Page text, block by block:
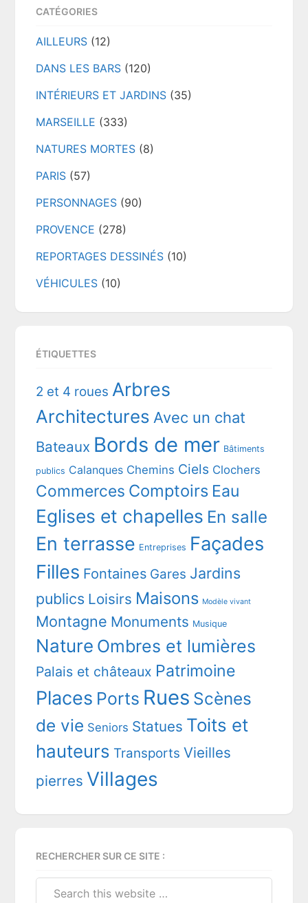
CATÉGORIES
AILLEURS (12)
DANS LES BARS (120)
INTÉRIEURS ET JARDINS (35)
MARSEILLE (333)
NATURES MORTES (8)
PARIS (57)
PERSONNAGES (90)
PROVENCE (278)
REPORTAGES DESSINÉS (10)
VÉHICULES (10)
ÉTIQUETTES
2 et 4 roues Arbres
Architectures Avec un chat
Bateaux Bords de mer Bâtiments
publics Calanques Chemins Ciels Clochers
Commerces Comptoirs Eau
Eglises et chapelles En salle
En terrasse Entreprises Façades
Filles Fontaines Gares Jardins
publics Loisirs Maisons Modèle vivant
Montagne Monuments Musique
Nature Ombres et lumières
Palais et châteaux Patrimoine
Places Ports Rues Scènes
de vie Seniors Statues Toits et
hauteurs Transports Vieilles
pierres Villages
RECHERCHER SUR CE SITE :